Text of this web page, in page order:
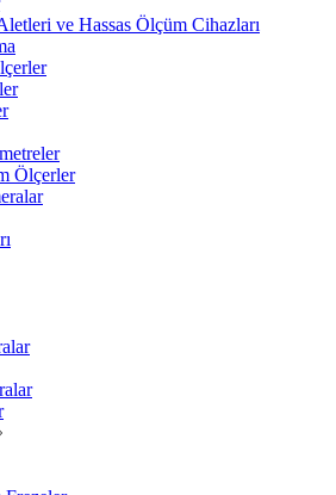
ve Hassas Ölçüm Cihazları
Ölçerler